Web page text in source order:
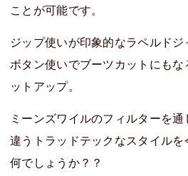
ことが可能です。
ジップ使いが印象的なラペルド
ボタン使いでブーツカットにも
ットアップ。
ミーンズワイルのフィルターを
違うトラッドテックなスタイル
何でしょうか？？